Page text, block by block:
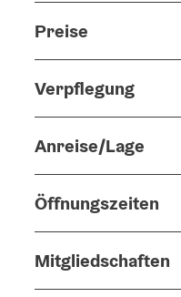
Preise
Verpflegung
Anreise/Lage
Öffnungszeiten
Mitgliedschaften